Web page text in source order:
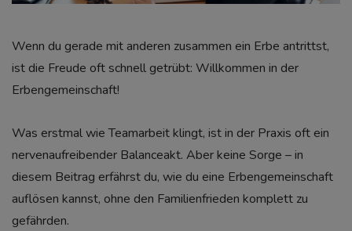
Wenn du gerade mit anderen zusammen ein Erbe antrittst,
ist die Freude oft schnell getrübt: Willkommen in der
Erbengemeinschaft!
Was erstmal wie Teamarbeit klingt, ist in der Praxis oft ein
nervenaufreibender Balanceakt. Aber keine Sorge – in
diesem Beitrag erfährst du, wie du eine Erbengemeinschaft
auflösen kannst, ohne den Familienfrieden komplett zu
gefährden.